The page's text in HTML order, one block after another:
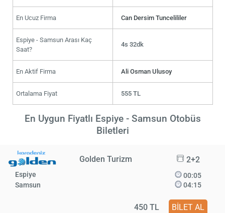
En Ucuz Firma Can Dersim Tuncelililer
Espiye - Samsun Arası Kaç
Saat?
4s 32dk
En Aktif Firma Ali Osman Ulusoy
Ortalama Fiyat 555 TL
En Uygun Fiyatlı Espiye - Samsun Otobüs
Biletleri
Golden Turizm 2+2
Espiye
Samsun
00:05
04:15
450 TL BİLET AL